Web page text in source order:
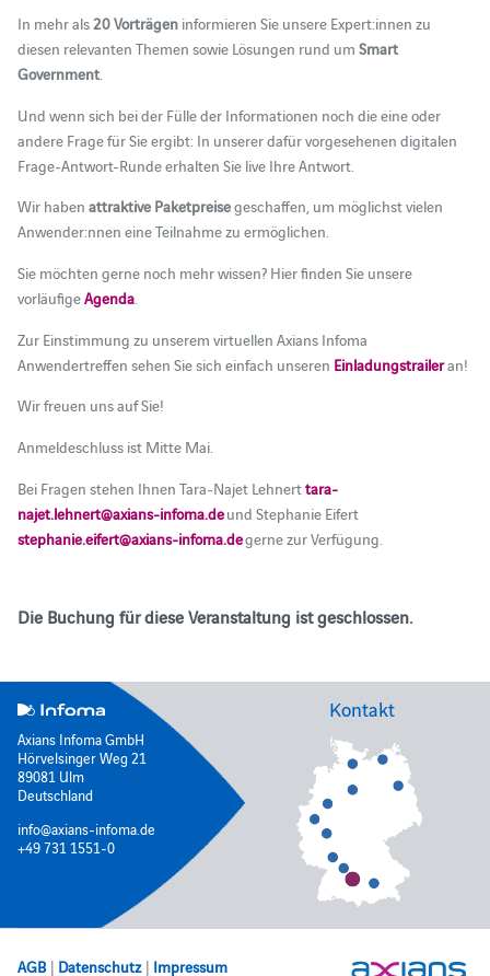
In mehr als20 Vorträgeninformieren Sie unsere Expert:innen zu
diesen relevanten Themen sowie Lösungen rund um Smart
Government.
Und wenn sich bei der Fülle der Informationen noch die eine oder
andere Frage für Sie ergibt: In unserer dafür vorgesehenen digitalen
Frage-Antwort-Runde erhalten Sie live Ihre Antwort.
Wir haben attraktive Paketpreisegeschaffen, um möglichst vielen
Anwender:nnen eine Teilnahme zu ermöglichen.
Sie möchten gerne noch mehr wissen? Hier finden Sie unsere
vorläufigeAgenda.
Zur Einstimmung zu unserem virtuellen Axians Infoma
Anwendertreffen sehen Sie sich einfach unseren Einladungstraileran!
Wir freuen uns auf Sie!
Anmeldeschluss ist Mitte Mai.
Bei Fragen stehen Ihnen Tara-Najet Lehnerttara-
najet.lehnert@axians-infoma.deund Stephanie Eifert
stephanie.eifert@axians-infoma.degerne zur Verfügung.
Die Buchung für diese Veranstaltung ist geschlossen.
Axians Infoma GmbH
Hörvelsinger Weg 21
89081 Ulm
Deutschland
info@axians-infoma.de
+49 731 1551-0
Kontakt
AGB | Datenschutz | Impressum